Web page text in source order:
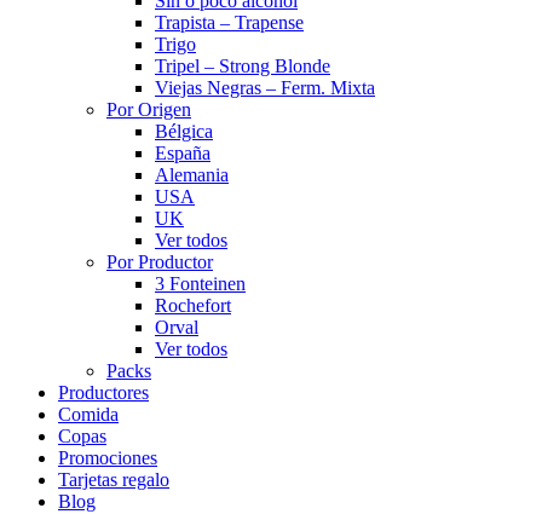
Trapista – Trapense
Trigo
Tripel – Strong Blonde
Viejas Negras – Ferm. Mixta
Por Origen
Bélgica
España
Alemania
USA
UK
Ver todos
Por Productor
3 Fonteinen
Rochefort
Orval
Ver todos
Packs
Productores
Comida
Copas
Promociones
Tarjetas regalo
Blog